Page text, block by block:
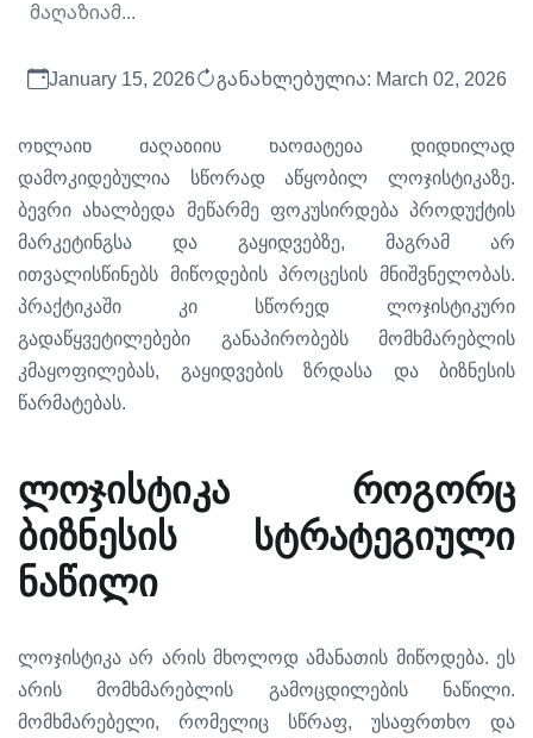
Მაღაზიამ...
January 15, 2026 განახლებულია: March 02, 2026
ონლაინ მაღაზიის წარმატება
დიდწილად
დამოკიდებულია
სწორად აწყობილ ლოჯისტიკაზე.
ბევრი ახალბედა მეწარმე ფოკუსირდება პროდუქტის
მარკეტინგსა
და გაყიდვებზე, მაგრამ
არ
ითვალისწინებს მიწოდების პროცესის მნიშვნელობას.
პრაქტიკაში კი სწორედ
ლოჯისტიკური
გადაწყვეტილებები
განაპირობებს
მომხმარებლის
კმაყოფილებას, გაყიდვების ზრდასა და
ბიზნესის
წარმატებას.
ლოჯისტიკა
როგორც
ბიზნესის
სტრატეგიული
ნაწილი
ლოჯისტიკა არ არის მხოლოდ ამანათის მიწოდება. ეს
არის
მომხმარებლის გამოცდილების ნაწილი.
მომხმარებელი, რომელიც სწრაფ, უსაფრთხო
და